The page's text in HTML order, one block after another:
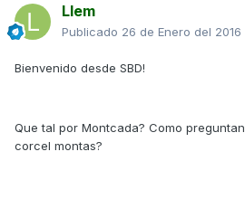
Llem
Publicado 26 de Enero del 2016
Bienvenido desde SBD!
Que tal por Montcada? Como
corcel montas?